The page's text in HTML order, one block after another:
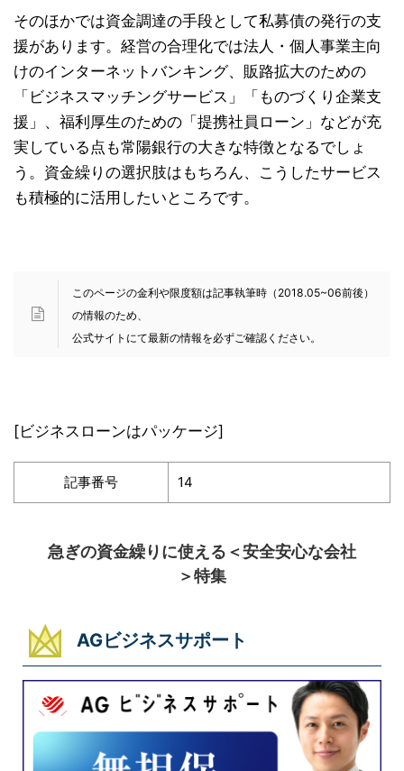
そのほかでは資金調達の手段として私募債の発行の支
援があります。経営の合理化では法人・個人事業主向
けのインターネットバンキング、販路拡大のための
「ビジネスマッチングサービス」「ものづくり企業支
援」、福利厚生のための「提携社員ローン」などが充
実している点も常陽銀行の大きな特徴となるでしょ
う。資金繰りの選択肢はもちろん、こうしたサービス
も積極的に活用したいところです。
このページの金利や限度額は記事執筆時（2018.05~06前後）
の情報のため、
公式サイトにて最新の情報を必ずご確認ください。
[ビジネスローンはパッケージ]
記事番号 14
急ぎの資金繰りに使える＜安全安心な会社
＞特集
AGビジネスサポート